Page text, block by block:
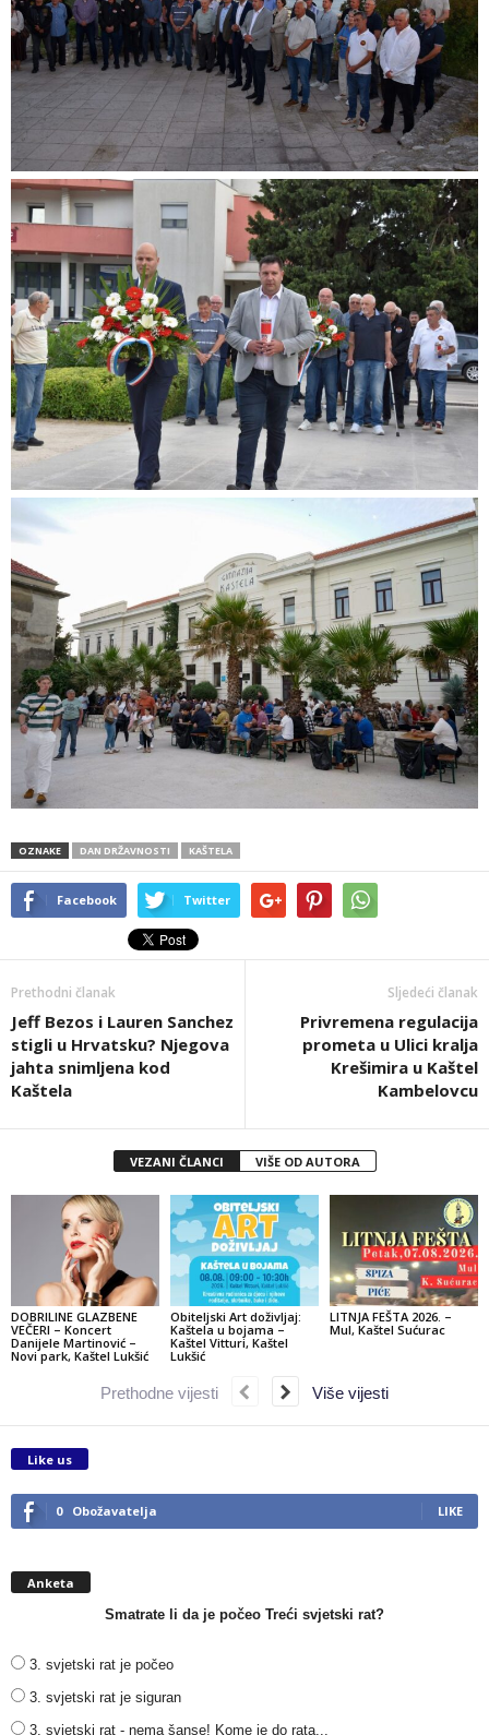
OZNAKE DAN DRŽAVNOSTI KAŠTELA
Facebook Twitter
Prethodni članak
Jeff Bezos i Lauren Sanchez
stigli u Hrvatsku? Njegova
jahta snimljena kod
Kaštela
Sljedeći članak
Privremena regulacija
prometa u Ulici kralja
Krešimira u Kaštel
Kambelovcu
VEZANI ČLANCI VIŠE OD AUTORA
DOBRILINE GLAZBENE
VEČERI – Koncert
Danijele Martinović –
Novi park, Kaštel Lukšić
Obiteljski Art doživljaj:
Kaštela u bojama –
Kaštel Vitturi, Kaštel
Lukšić
LITNJA FEŠTA 2026. –
Mul, Kaštel Sućurac
Prethodne vijesti Više vijesti
Like us
0 Obožavatelja LIKE
Anketa
Smatrate li da je počeo Treći svjetski rat?
3. svjetski rat je počeo
3. svjetski rat je siguran
3. svjetski rat - nema šanse! Kome je do rata...